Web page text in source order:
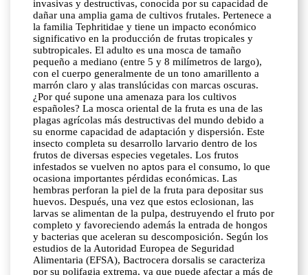
invasivas y destructivas, conocida por su capacidad de
dañar una amplia gama de cultivos frutales. Pertenece a
la familia Tephritidae y tiene un impacto económico
significativo en la producción de frutas tropicales y
subtropicales. El adulto es una mosca de tamaño
pequeño a mediano (entre 5 y 8 milímetros de largo),
con el cuerpo generalmente de un tono amarillento a
marrón claro y alas translúcidas con marcas oscuras.
¿Por qué supone una amenaza para los cultivos
españoles? La mosca oriental de la fruta es una de las
plagas agrícolas más destructivas del mundo debido a
su enorme capacidad de adaptación y dispersión. Este
insecto completa su desarrollo larvario dentro de los
frutos de diversas especies vegetales. Los frutos
infestados se vuelven no aptos para el consumo, lo que
ocasiona importantes pérdidas económicas. Las
hembras perforan la piel de la fruta para depositar sus
huevos. Después, una vez que estos eclosionan, las
larvas se alimentan de la pulpa, destruyendo el fruto por
completo y favoreciendo además la entrada de hongos
y bacterias que aceleran su descomposición. Según los
estudios de la Autoridad Europea de Seguridad
Alimentaria (EFSA), Bactrocera dorsalis se caracteriza
por su polifagia extrema, ya que puede afectar a más de